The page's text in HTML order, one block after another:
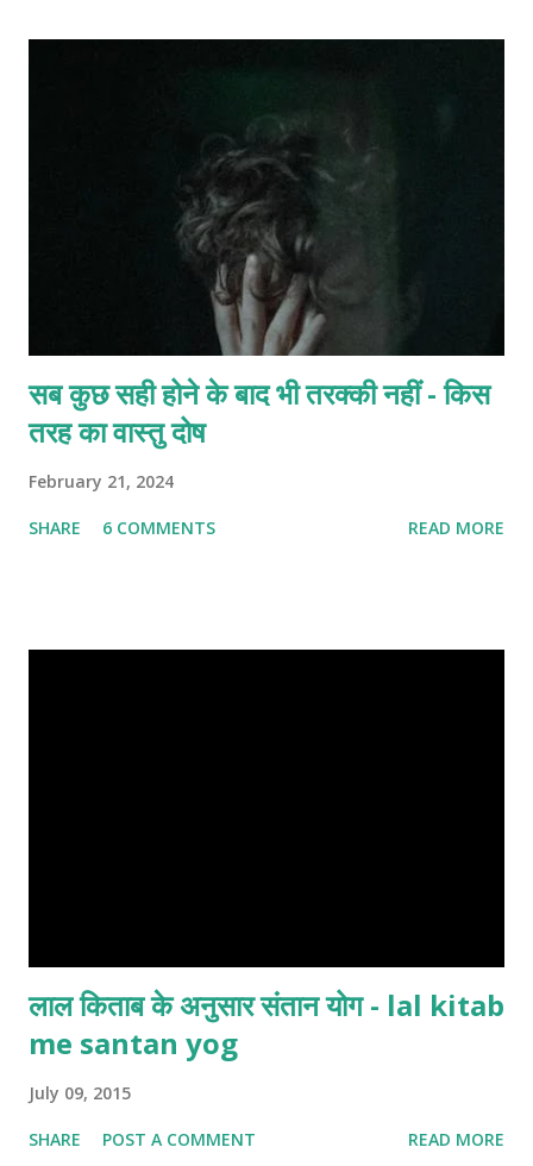
सब कुछ सही होने के बाद भी तरक्की नहीं - किस
तरह का वास्तु दोष
February 21, 2024
SHARE 6 COMMENTS READ MORE
लाल किताब के अनुसार संतान योग - lal kitab
me santan yog
July 09, 2015
SHARE POST A COMMENT READ MORE